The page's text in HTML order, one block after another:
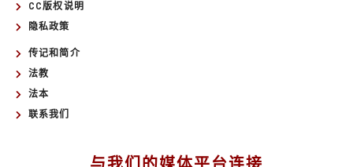
CC版权说明
隐私政策
传记和简介
法教
法本
联系我们